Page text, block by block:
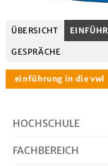
ÜBERSICHT
GESPRÄCHE
einführung in
HOCHSCHULE
FACHBEREICH